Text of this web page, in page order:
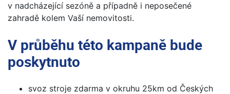
v nadcházející sezóně a případně i neposečené
zahradě kolem Vaší nemovitosti.
V průběhu této kampaně bude
poskytnuto
svoz stroje zdarma v okruhu 25km od Českých